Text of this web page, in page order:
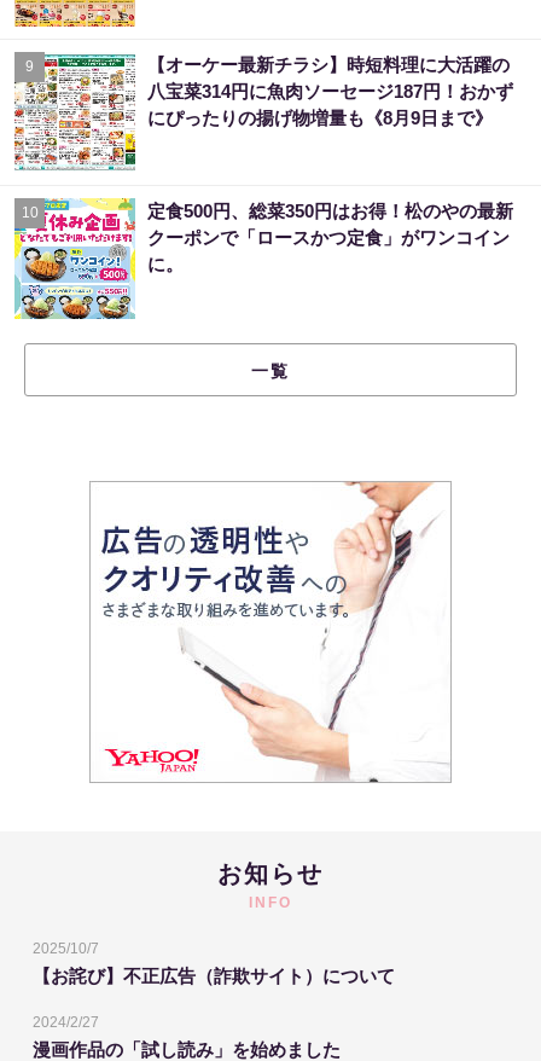
9
【オーケー最新チラシ】時短料理に大活躍の
八宝菜314円に魚肉ソーセージ187円！おかず
にぴったりの揚げ物増量も《8月9日まで》
10
定食500円、総菜350円はお得！松のやの最新
クーポンで「ロースかつ定食」がワンコイン
に。
一覧
お知らせ
INFO
2025/10/7
【お詫び】不正広告（詐欺サイト）について
2024/2/27
漫画作品の「試し読み」を始めました